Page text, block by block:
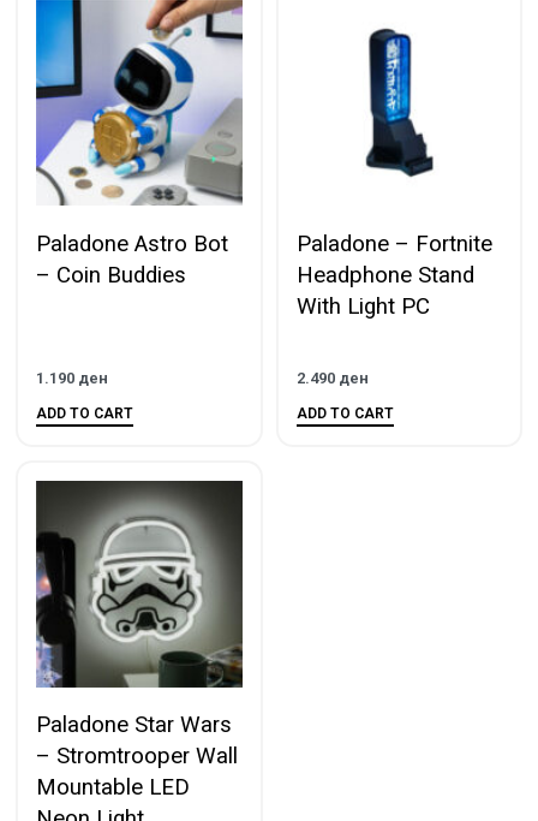
Paladone Astro Bot
– Coin Buddies
1.190 ден
ADD TO CART
Paladone – Fortnite
Headphone Stand
With Light PC
2.490 ден
ADD TO CART
Paladone Star Wars
– Stromtrooper Wall
Mountable LED